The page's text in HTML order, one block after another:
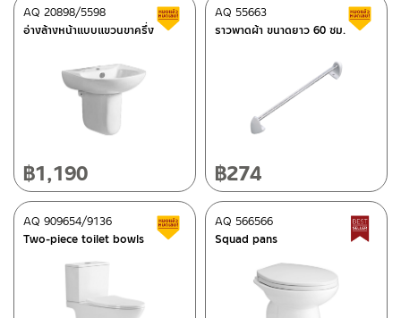
After Sales Service Center – Bangkok
662/61-62 Rama 3 Road, Bangpongpang, Yannawa,
Tel: 02-358-0080 / 080-075-8668 / 091-545-0556
After Sales Service Center Chiangmai
118/33 Onsirin M.8, Sunpuloey, Doysaked, Chaingmai 50220
ติดต่อพนักงานขาย / Contact Sales Staff
@charnpaiboon.sales
ติดต่อ ชาญไพบูลย์ / Contact Us Click Here
อ่างล้างหน้าแบบแขวนขาครึ่ง
AQ 20898/5598 Clearance sale
฿1,190
ราวพาดผ้า ขนาดยาว 60 ซม.
AQ 55663
฿274
Two-piece toilet bowls
AQ 909654/9136 Clearance sale
Squad pans
AQ 566566